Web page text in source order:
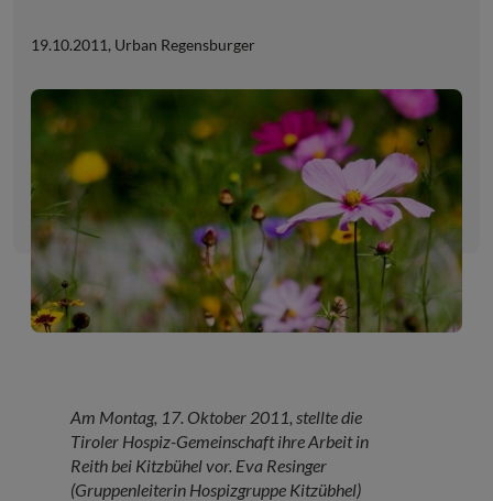
19.10.2011, Urban Regensburger
Am Montag, 17. Oktober 2011, stellte die
Tiroler Hospiz-Gemeinschaft ihre Arbeit in
Reith bei Kitzbühel vor. Eva Resinger
(Gruppenleiterin Hospizgruppe Kitzübhel)